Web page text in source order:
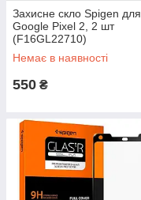
Захисне скло Spigen для
Google Pixel 2, 2 шт
(F16GL22710)
Немає в наявності
550 ₴